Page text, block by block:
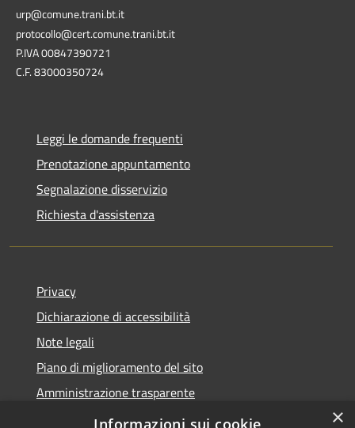
urp@comune.trani.bt.it
protocollo@cert.comune.trani.bt.it
P.IVA 00847390721
C.F. 83000350724
Leggi le domande frequenti
Prenotazione appuntamento
Segnalazione disservizio
Richiesta d'assistenza
Privacy
Dichiarazione di accessibilità
Note legali
Piano di miglioramento del sito
Amministrazione trasparente
Albo Pretorio
×
Informazioni sui cookie